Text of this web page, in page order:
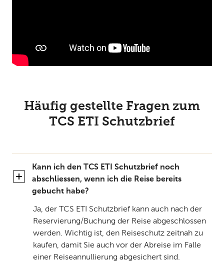
Häufig gestellte Fragen zum
TCS ETI Schutzbrief
Kann ich den TCS ETI Schutzbrief noch
abschliessen, wenn ich die Reise bereits
gebucht habe?
Ja, der TCS ETI Schutzbrief kann auch nach der
Reservierung/Buchung der Reise abgeschlossen
werden. Wichtig ist, den Reiseschutz zeitnah zu
kaufen, damit Sie auch vor der Abreise im Falle
einer Reiseannullierung abgesichert sind.